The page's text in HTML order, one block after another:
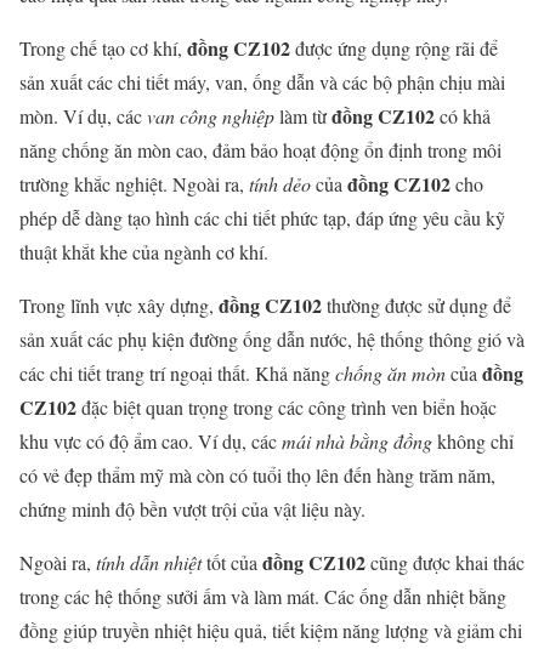
Trong chế tạo cơ khí, đồng CZ102được ứng dụng rộng rãi để
sản xuất các chi tiết máy, van, ống dẫn và các bộ phận chịu mài
mòn. Ví dụ, cácvan công nghiệplàm từđồng CZ102có khả
năng chống ăn mòn cao, đảm bảo hoạt động ổn định trong môi
trường khắc nghiệt. Ngoài ra, tính dẻocủa đồng CZ102cho
phép dễ dàng tạo hình các chi tiết phức tạp, đáp ứng yêu cầu kỹ
thuật khắt khe của ngành cơ khí.
Trong lĩnh vực xây dựng, đồng CZ102thường được sử dụng để
sản xuất các phụ kiện đường ống dẫn nước, hệ thống thông gió và
các chi tiết trang trí ngoại thất. Khả năngchống ăn mòncủa đồng
CZ102đặc biệt quan trọng trong các công trình ven biển hoặc
khu vực có độ ẩm cao. Ví dụ, cácmái nhà bằng đồngkhông chỉ
có vẻ đẹp thẩm mỹ mà còn có tuổi thọ lên đến hàng trăm năm,
chứng minh độ bền vượt trội của vật liệu này.
Ngoài ra, tính dẫn nhiệttốt của đồng CZ102cũng được khai thác
trong các hệ thống sưởi ấm và làm mát. Các ống dẫn nhiệt bằng
đồng giúp truyền nhiệt hiệu quả, tiết kiệm năng lượng và giảm chi